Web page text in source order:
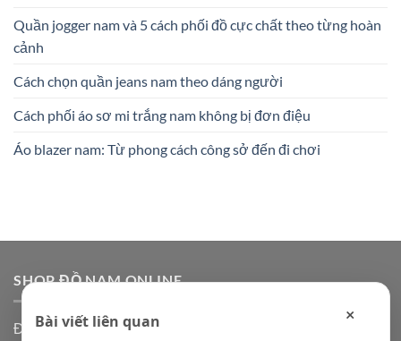
Quần jogger nam và 5 cách phối đồ cực chất theo từng hoàn
cảnh
Cách chọn quần jeans nam theo dáng người
Cách phối áo sơ mi trắng nam không bị đơn điệu
Áo blazer nam: Từ phong cách công sở đến đi chơi
SHOP ĐỒ NAM ONLINE
Địa chỉ: Hà Nội, Ship code toàn quốc
Bài viết liên quan ×